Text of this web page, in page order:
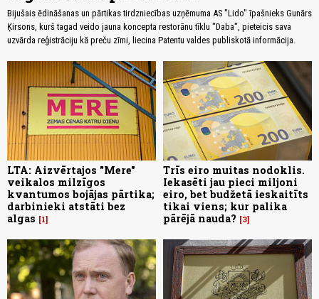
Bijušais ēdināšanas un pārtikas tirdzniecības uzņēmuma AS "Lido" īpašnieks Gunārs
Ķirsons, kurš tagad veido jauna koncepta restorānu tīklu "Daba", pieteicis sava
uzvārda reģistrāciju kā preču zīmi, liecina Patentu valdes publiskotā informācija.
LTA: Aizvērtajos "Mere"
veikalos milzīgos
kvantumos bojājas pārtika;
darbinieki atstāti bez
algas
1
Trīs eiro muitas nodoklis.
Iekasēti jau pieci miljoni
eiro, bet budžetā ieskaitīts
tikai viens; kur palika
pārējā nauda?
3